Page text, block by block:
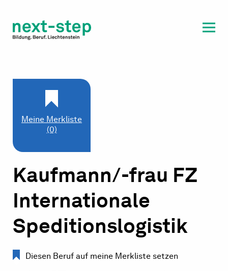
Beratung & Unterstützung
Meine Merkliste
(0)
Kaufmann/-frau FZ
Internationale
Speditionslogistik
Diesen Beruf auf meine Merkliste setzen